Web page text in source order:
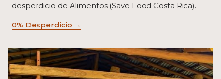
desperdicio de Alimentos (Save Food Costa Rica).
0% Desperdicio